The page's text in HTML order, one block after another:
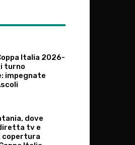
Italia 2026-
turno
impegnate
dove
tv e
copertura